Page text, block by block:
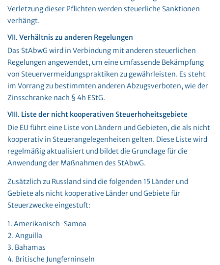
Verletzung dieser Pflichten werden steuerliche Sanktionen
verhängt​.
VII. Verhältnis zu anderen Regelungen
Das StAbwG wird in Verbindung mit anderen steuerlichen
Regelungen angewendet, um eine umfassende Bekämpfung
von Steuervermeidungspraktiken zu gewährleisten. Es steht
im Vorrang zu bestimmten anderen Abzugsverboten, wie der
Zinsschranke nach § 4h EStG​.
VIII. Liste der nicht kooperativen Steuerhoheitsgebiete
Die EU führt eine Liste von Ländern und Gebieten, die als nicht
kooperativ in Steuerangelegenheiten gelten. Diese Liste wird
regelmäßig aktualisiert und bildet die Grundlage für die
Anwendung der Maßnahmen des StAbwG.
Zusätzlich zu Russland sind die folgenden 15 Länder und
Gebiete als nicht kooperative Länder und Gebiete für
Steuerzwecke eingestuft:
1. Amerikanisch-Samoa
2. Anguilla
3. Bahamas
4. Britische Jungferninseln